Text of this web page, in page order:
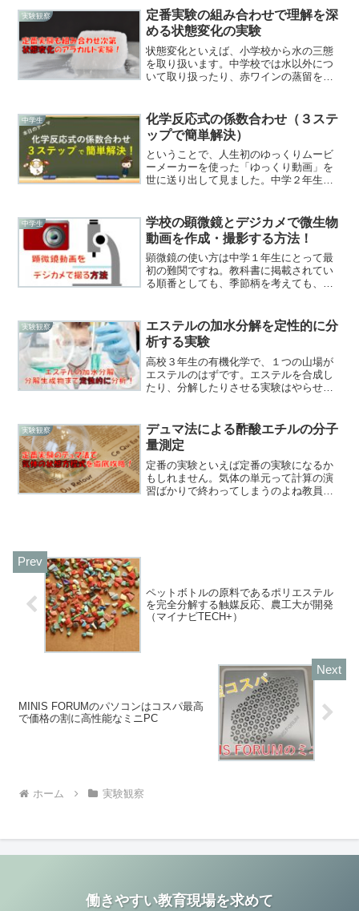
験、結果がまぎらわしいから考察がやり
にくいのよねぇ。教員転職ﾏ...
実験観察
定番実験の組み合わせで理解を深
める状態変化の実験
状態変化といえば、小学校から水の三態
を取り扱います。中学校では水以外につ
いて取り扱ったり、赤ワインの蒸留を行
めていく。ただし、ここまでは基本的に
全て大気圧（１気圧）下で...
中学生
化学反応式の係数合わせ（３ステ
ップで簡単解決）
ということで、人生初のゆっくりムービ
ーメーカーを使った「ゆっくり動画」を
世に送り出して見ました。中学２年生と
実は当たり前のことをしていくだけ（※
後述）なんですけれども、...
中学生
学校の顕微鏡とデジカメで微生物
動画を作成・撮影する方法！
顕微鏡の使い方は中学１年生にとって最
初の難関ですね。教科書に掲載されてい
る順番としても、季節柄を考えても、多
場合は顕微鏡の使い方とセットになって
いて、そのために水中の微...
実験観察
エステルの加水分解を定性的に分
析する実験
高校３年生の有機化学で、１つの山場が
エステルのはずです。エステルを合成し
たり、分解したりさせる実験はやらせる
すよねぇ。教員転職ﾏﾝ合成は芳香で確認
できますが、分解は確か...
実験観察
デュマ法による酢酸エチルの分子
量測定
定番の実験といえば定番の実験になるか
もしれません。気体の単元って計算の演
習ばかりで終わってしまうのよね教員転
ペットボトルの原料であるポリエステル
を完全分解する触媒反応、農工大が開発
（マイナビTECH+）
MINIS FORUMのパソコンはコスパ最高
で価格の割に高性能なミニPC
ホーム 実験観察
働きやすい教育現場を求めて